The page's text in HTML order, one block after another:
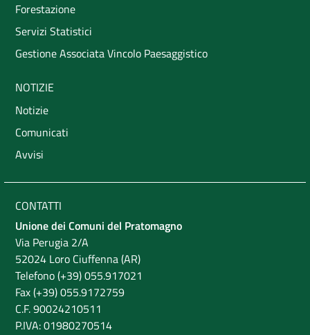
Forestazione
Servizi Statistici
Gestione Associata Vincolo Paesaggistico
NOTIZIE
Notizie
Comunicati
Avvisi
CONTATTI
Unione dei Comuni del Pratomagno
Via Perugia 2/A
52024 Loro Ciuffenna (AR)
Telefono (+39) 055.917021
Fax (+39) 055.9172759
C.F. 90024210511
P.IVA: 01980270514